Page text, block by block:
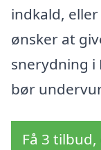
indkald,
ønsker at
snerydning i
bør
Få 3